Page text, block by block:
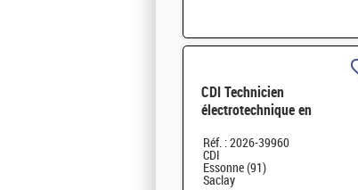
CDI Technicien
électrotechnique en
Réf. : 2026-39960
CDI
Essonne (91)
Saclay